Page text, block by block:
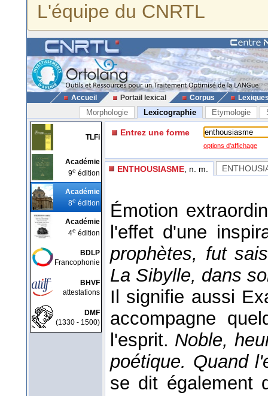
L'équipe du CNRTL
Accueil Portail lexical Corpus
Morphologie Lexicographie Etymologie
TLFi
Académie
9e édition
Académie
8e édition
Académie
4e édition
BDLP
Francophonie
BHVF
attestations
DMF
(1330 - 1500)
Entrez une forme
options d'affichage
ENTHOUSIASME , n. m.
Émotion
l'effet d'une
prophètes, fut
La Sibylle, dans
Il signifie aussi
accompagne
l'esprit. Noble,
poétique. Quand
se dit également